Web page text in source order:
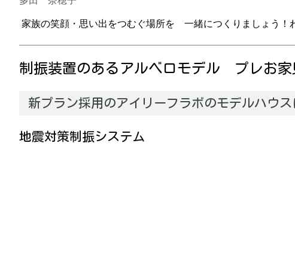
家族の笑顔・思い出をつむぐ場所を 一緒につくりましょう！
制振装置のあるアルベロモデル プレお家
新プラン採用のアイリーフラボのモデルハウ
地震対策制振システム